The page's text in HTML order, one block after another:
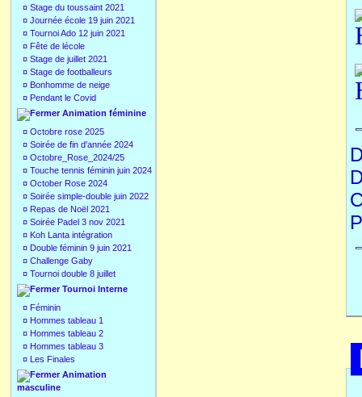
¤ Stage du toussaint 2021
¤ Journée école 19 juin 2021
¤ Tournoi Ado 12 juin 2021
¤ Fête de lécole
¤ Stage de juillet 2021
¤ Stage de footballeurs
¤ Bonhomme de neige
¤ Pendant le Covid
Animation féminine
¤ Octobre rose 2025
¤ Soirée de fin d'année 2024
¤ Octobre_Rose_2024/25
¤ Touche tennis féminin juin 2024
¤ October Rose 2024
¤ Soirée simple-double juin 2022
¤ Repas de Noël 2021
¤ Soirée Padel 3 nov 2021
¤ Koh Lanta intégration
¤ Double féminin 9 juin 2021
¤ Challenge Gaby
¤ Tournoi double 8 juillet
Tournoi Interne
¤ Féminin
¤ Hommes tableau 1
¤ Hommes tableau 2
¤ Hommes tableau 3
¤ Les Finales
Animation
masculine